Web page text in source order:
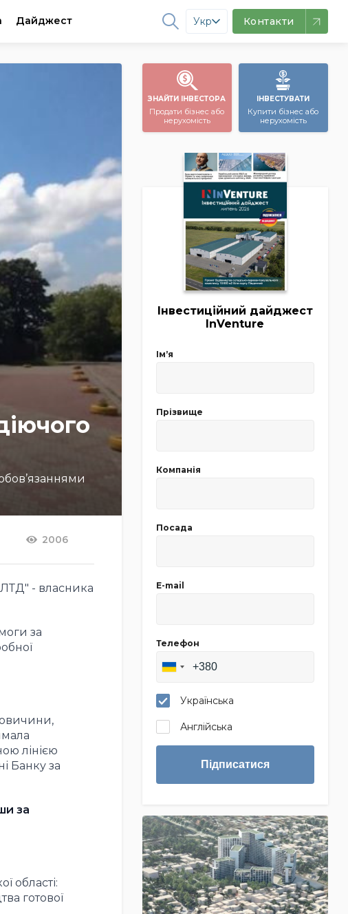
Дайджест Укр Контакти
2006
- власника
за
лінією
Банку за
за
області:
готової
ЗНАЙТИ ІНВЕСТОРА
Продати бізнес або
нерухомість
ІНВЕСТУВАТИ
Купити бізнес або
нерухомість
Інвестиційний дайджест
InVenture
Імʼя
Прізвище
Компанія
Посада
E-mail
Телефон
Українська
Англійська
Підписатися